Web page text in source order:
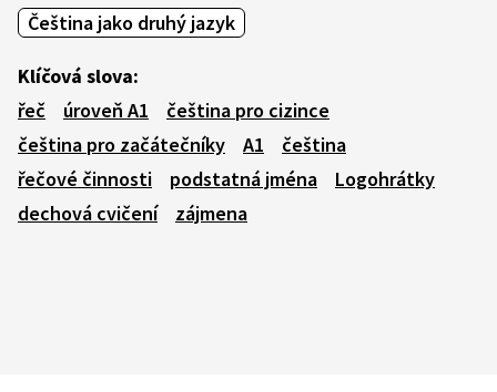
Čeština jako druhý jazyk
Klíčová slova:
řeč
úroveň A1
čeština pro cizince
čeština pro začátečníky
A1
čeština
řečové činnosti
podstatná jména
Logohrátky
dechová cvičení
zájmena